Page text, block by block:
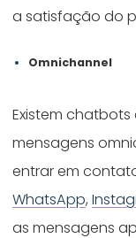
a satisfação do
Omnichannel
Existem
mensagens
entrar em
WhatsApp,
as mensagens